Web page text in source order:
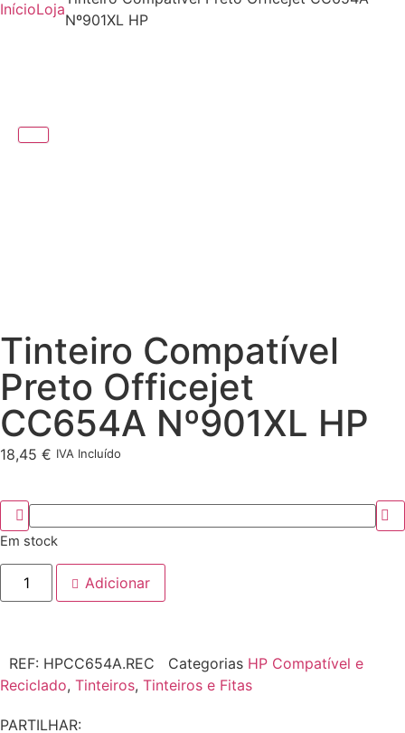
InícioLoja
Nº901XL HP
Tinteiro Compatível
Preto Officejet
CC654A Nº901XL HP
18,45 € IVA Incluído
Em stock
Adicionar
REF: HPCC654A.REC Categorias HP Compatível e
Reciclado, Tinteiros, Tinteiros e Fitas
PARTILHAR: